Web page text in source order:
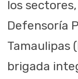
los
Defensoría
Tamaulipas
brigada